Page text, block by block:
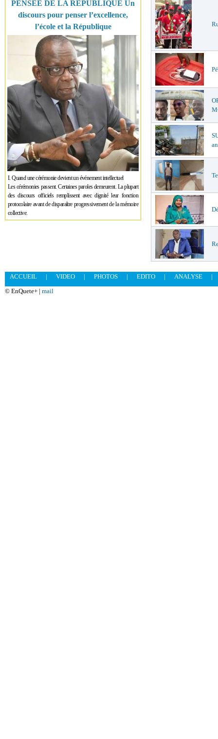
PENSÉE DE LA RÉPUBLIQUE Un
discours pour penser l’excellence,
l’école et la République
I. Quand une cérémonie devient un événement intellectuel
Les cérémonies passent. Certaines paroles demeurent. La plupart
des discours officiels remplissent avec dignité leur fonction
protocolaire avant de disparaître progressivement de la mémoire
collective.
ACCUEIL | VIDEO | PHOTOS | EDITO | ANALYSE
|
© EnQuete+ | mail